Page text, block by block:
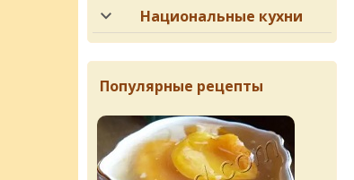
Национальные кухни
Популярные рецепты